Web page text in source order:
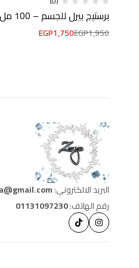
برستيج بيرل للجسم – 100 مل
EGP1,950
EGP1,750
البريد الالكتروني:
رقم الهاتف:01131097230